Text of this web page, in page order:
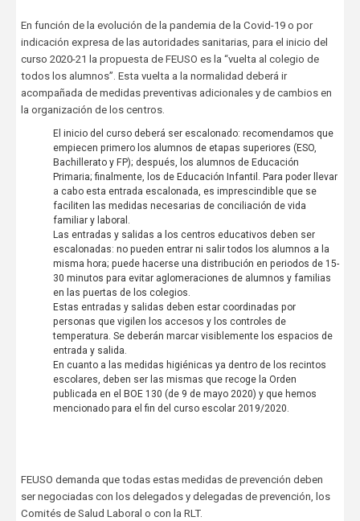
En función de la evolución de la pandemia de la Covid-19 o por
indicación expresa de las autoridades sanitarias, para el inicio del
curso 2020-21 la propuesta de FEUSO es la “vuelta al colegio de
todos los alumnos”. Esta vuelta a la normalidad deberá ir
acompañada de medidas preventivas adicionales y de cambios en
la organización de los centros.
El inicio del curso deberá ser escalonado: recomendamos que
empiecen primero los alumnos de etapas superiores (ESO,
Bachillerato y FP); después, los alumnos de Educación
Primaria; finalmente, los de Educación Infantil. Para poder llevar
a cabo esta entrada escalonada, es imprescindible que se
faciliten las medidas necesarias de conciliación de vida
familiar y laboral.
Las entradas y salidas a los centros educativos deben ser
escalonadas: no pueden entrar ni salir todos los alumnos a la
misma hora; puede hacerse una distribución en periodos de 15-
30 minutos para evitar aglomeraciones de alumnos y familias
en las puertas de los colegios.
Estas entradas y salidas deben estar coordinadas por
personas que vigilen los accesos y los controles de
temperatura. Se deberán marcar visiblemente los espacios de
entrada y salida.
En cuanto a las medidas higiénicas ya dentro de los recintos
escolares, deben ser las mismas que recoge la Orden
publicada en el BOE 130 (de 9 de mayo 2020) y que hemos
mencionado para el fin del curso escolar 2019/2020.
FEUSO demanda que todas estas medidas de prevención deben
ser negociadas con los delegados y delegadas de prevención, los
Comités de Salud Laboral o con la RLT.